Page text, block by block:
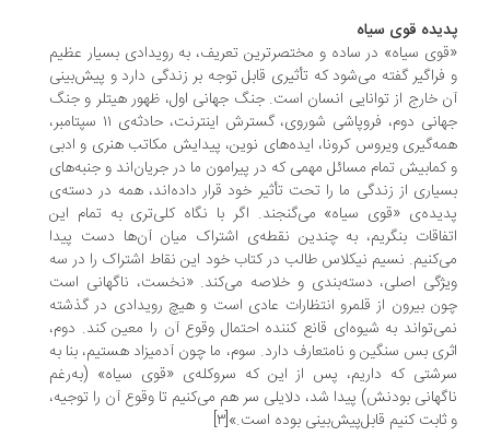
قوی سیاه
سیاه» در ساده و مختصرترین تعریف، به رویدادی بسیار عظیم
گفته می‌شود که تأثیری قابل توجه بر زندگی دارد و پیش‌بینی
خارج از توانایی انسان است. جنگ جهانی اول، ظهور هیتلر و جنگ
جهانی دوم، فروپاشی شوروی، گسترش اینترنت، حادثه‌ی ۱۱ سپتامبر،
ویروس کرونا، ایده‌های نوین‌، پیدایش مکاتب هنری و ادبی
تمام مسائل مهمی که در پیرامون ما در جریان‌اند و جنبه‌های
از زندگی ما را تحت تأثیر خود قرار داده‌اند، همه در دسته‌ی
«قوی سیاه» می‌گنجند. اگر با نگاه کلی‌تری به تمام این
بنگریم، به چندین نقطه‌ی اشتراک میان آن‌ها دست پیدا
نسیم نیکلاس طالب در کتاب خود این نقاط اشتراک را در سه
اصلی، دسته‌بندی و خلاصه می‌کند. «نخست، ناگهانی است
بیرون از قلمرو انتظارات عادی است و هیچ رویدادی در گذشته
به شیوه‌ای قانع کننده احتمال وقوع آن را معین کند. دوم،
بس سنگین و نامتعارف دارد. سوم، ما چون آدمیزاد هستیم، بنا به
که داریم، پس از این که سروکله‌ی «قوی سیاه» (به‌رغم
بودنش) پیدا شد، دلایلی سر هم می‌کنیم تا وقوع آن را توجیه،
کنیم قابل‌پیش‌بینی بوده است.»[۳]